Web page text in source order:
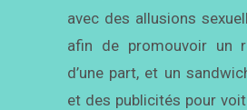
avec des allusions
afin de promouvoir un
d’une part, et un
et des publicités pour